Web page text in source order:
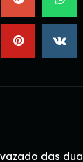
das